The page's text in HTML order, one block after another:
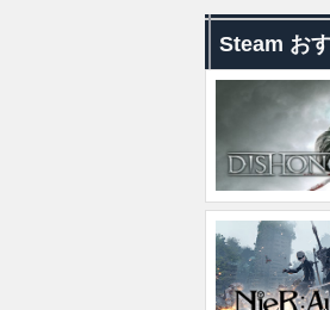
Steam お